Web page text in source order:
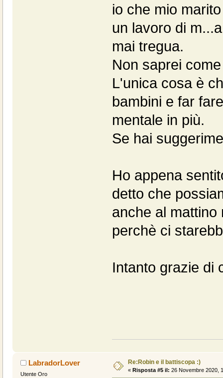
io che mio
un lavoro di
mai tregua.
Non saprei
L'unica cosa è
bambini e far
mentale in più.
Se hai
Ho appena
detto che
anche al mattino
perchè ci
Intanto grazie di
LabradorLover
Utente Oro
Re:Robin e il battiscopa :)
« Risposta #5 il: 26 Novembre 2020,